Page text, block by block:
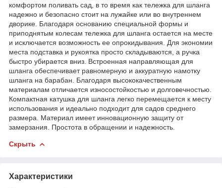
комфортом поливать сад, в то время как тележка для шланга
надежно и безопасно стоит на лужайке или во внутреннем
дворике. Благодаря основанию специальной формы и
приподнятым колесам тележка для шланга остается на месте
и исключается возможность ее опрокидывания. Для экономии
места подставка и рукоятка просто складываются, а ручка
быстро убирается вниз. Встроенная направляющая для
шланга обеспечивает равномерную и аккуратную намотку
шланга на барабан. Благодаря высококачественным
материалам отличается износостойкостью и долговечностью.
Компактная катушка для шланга легко перемещается к месту
использования и идеально подходит для садов среднего
размера. Материал имеет инновационную защиту от
замерзания. Простота в обращении и надежность.
Скрыть
Характеристики